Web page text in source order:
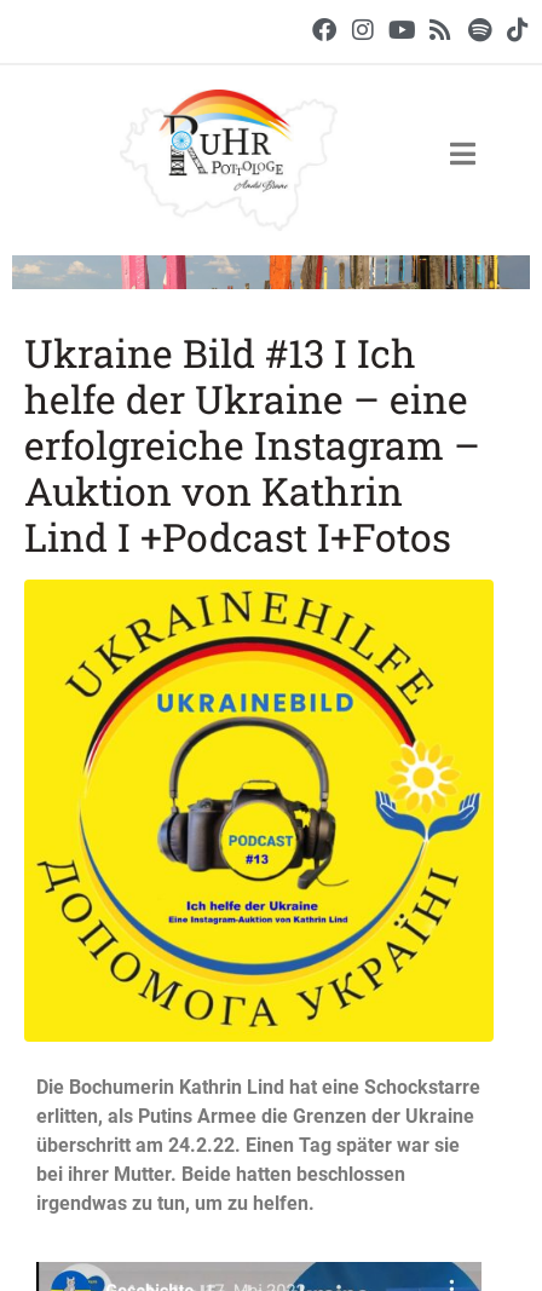
Ukraine Bild #13 I Ich
helfe der Ukraine – eine
erfolgreiche Instagram –
Auktion von Kathrin
Lind I +Podcast I+Fotos
Die Bochumerin Kathrin Lind hat eine Schockstarre
erlitten, als Putins Armee die Grenzen der Ukraine
überschritt am 24.2.22. Einen Tag später war sie
bei ihrer Mutter. Beide hatten beschlossen
irgendwas zu tun, um zu helfen.